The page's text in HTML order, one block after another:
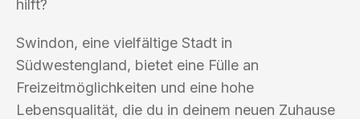
hilft?
Swindon, eine vielfältige Stadt in
Südwestengland, bietet eine Fülle an
Freizeitmöglichkeiten und eine hohe
Lebensqualität, die du in deinem neuen Zuhause